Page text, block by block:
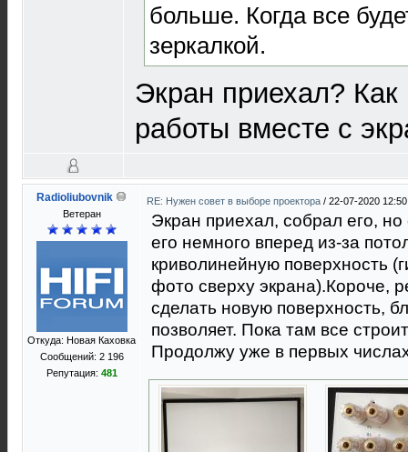
больше. Когда все
зеркалкой.
Экран приехал? Как
работы вместе с
Radioliubovnik
Ветеран
Откуда: Новая Каховка
Сообщений: 2 196
Репутация: 481
RE: Нужен совет в выборе проектора / 22-07-2020 12:50
Экран приехал, собрал его,
его немного вперед из-за
криволинейную поверхность
фото сверху экрана).Короче,
сделать новую поверхность,
позволяет. Пока там все
Продолжу уже в первых